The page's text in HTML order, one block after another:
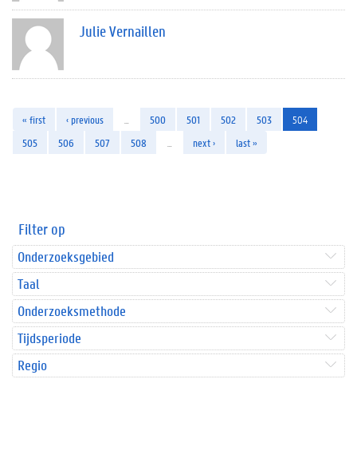
Julie Vernaillen
« first ‹ previous 500 501 502 503
504
505
506 507 508 next › last »
Filter op
Onderzoeksgebied
Taal
Onderzoeksmethode
Tijdsperiode
Regio